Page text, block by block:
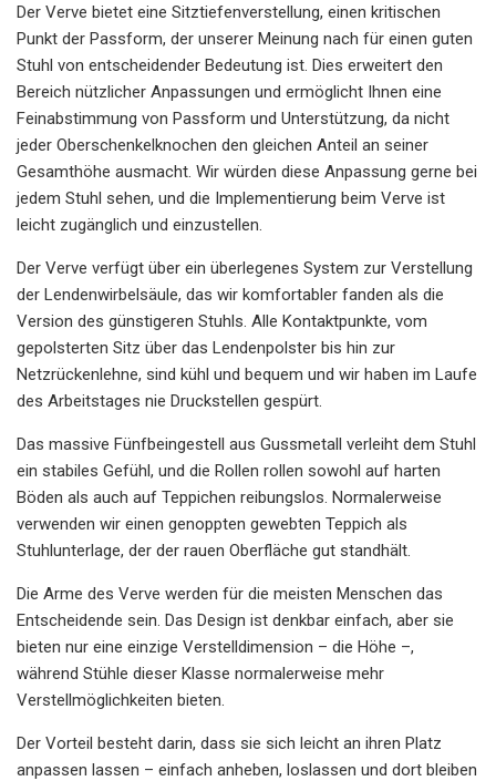
Der Verve bietet eine Sitztiefenverstellung, einen kritischen
Punkt der Passform, der unserer Meinung nach für einen guten
Stuhl von entscheidender Bedeutung ist. Dies erweitert den
Bereich nützlicher Anpassungen und ermöglicht Ihnen eine
Feinabstimmung von Passform und Unterstützung, da nicht
jeder Oberschenkelknochen den gleichen Anteil an seiner
Gesamthöhe ausmacht. Wir würden diese Anpassung gerne bei
jedem Stuhl sehen, und die Implementierung beim Verve ist
leicht zugänglich und einzustellen.
Der Verve verfügt über ein überlegenes System zur Verstellung
der Lendenwirbelsäule, das wir komfortabler fanden als die
Version des günstigeren Stuhls. Alle Kontaktpunkte, vom
gepolsterten Sitz über das Lendenpolster bis hin zur
Netzrückenlehne, sind kühl und bequem und wir haben im Laufe
des Arbeitstages nie Druckstellen gespürt.
Das massive Fünfbeingestell aus Gussmetall verleiht dem Stuhl
ein stabiles Gefühl, und die Rollen rollen sowohl auf harten
Böden als auch auf Teppichen reibungslos. Normalerweise
verwenden wir einen genoppten gewebten Teppich als
Stuhlunterlage, der der rauen Oberfläche gut standhält.
Die Arme des Verve werden für die meisten Menschen das
Entscheidende sein. Das Design ist denkbar einfach, aber sie
bieten nur eine einzige Verstelldimension – die Höhe –,
während Stühle dieser Klasse normalerweise mehr
Verstellmöglichkeiten bieten.
Der Vorteil besteht darin, dass sie sich leicht an ihren Platz
anpassen lassen – einfach anheben, loslassen und dort bleiben